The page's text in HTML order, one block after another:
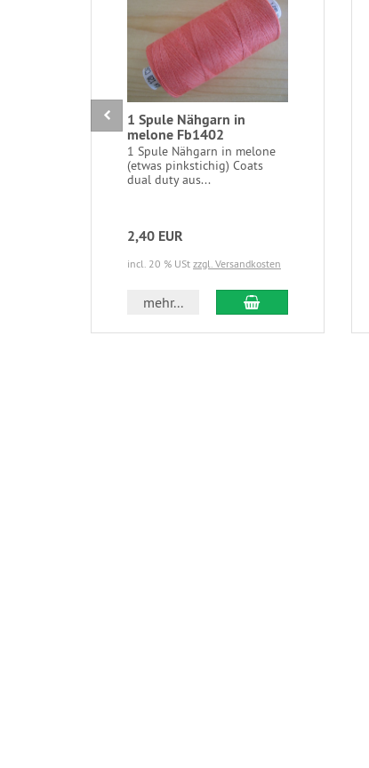
1 Spule Nähgarn in
melone Fb1402
1 Spule Nähgarn in melone
(etwas pinkstichig) Coats
dual duty aus...
2,40 EUR
incl. 20 % USt zzgl. Versandkosten
mehr... In den Warenkorb